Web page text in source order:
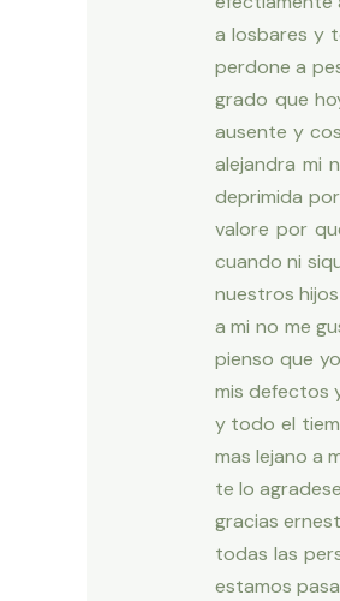
a losbares y
perdone a
grado que
ausente y
alejandra mi
deprimida
valore por
cuando ni
nuestros
a mi no me
pienso que
mis defectos
y todo el
mas lejano a
te lo
gracias
todas las
estamos